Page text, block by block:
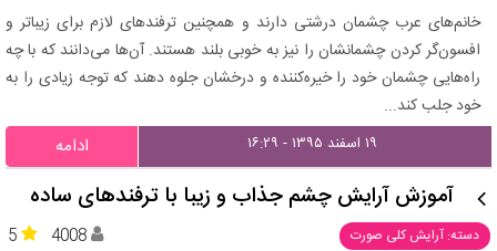
خانم‌های عرب چشمان درشتی دارند و همچنین ترفندهای لازم برای زیباتر و
افسون‌گر کردن چشمانشان را نیز به خوبی بلند هستند. آن‌ها می‌دانند که با چه
راه‌هایی چشمان خود را خیره‌کننده و درخشان جلوه دهند که توجه زیادی را به
خود جلب کند...
۱۹ اسفند ۱۳۹۵ - ۱۶:۲۹ ادامه
آموزش آرایش چشم جذاب و زیبا با ترفندهای ساده
دسته: آرایش کلی صورت 5 4008